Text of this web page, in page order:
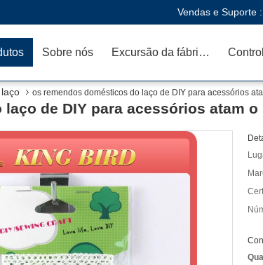
Vendas e Suporte :
Sobre nós Excursão da fábrica
os remendos domésticos do laço de DIY para acessórios
de DIY para acessórios atam